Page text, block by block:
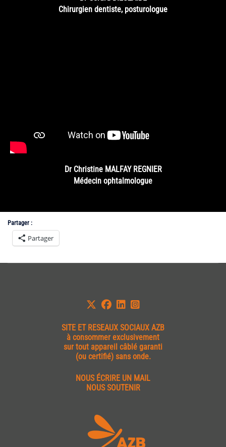
Chirurgien dentiste, posturologue
Dr Christine MALFAY REGNIER
Médecin ophtalmologue
Partager :
Partager
SITE ETRESEAUX SOCIAUX AZB
à consommer exclusivement
sur tout appareil câblé garanti
(ou certifié) sans onde.
NOUS ÉCRIRE UN MAIL
NOUS SOUTENIR